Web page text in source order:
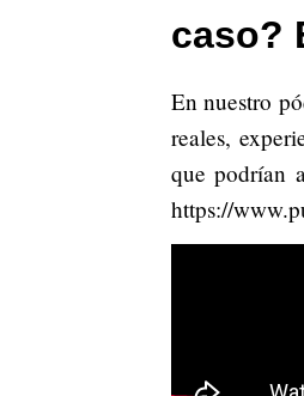
caso?
En nuestro
reales,
que podrían
https://